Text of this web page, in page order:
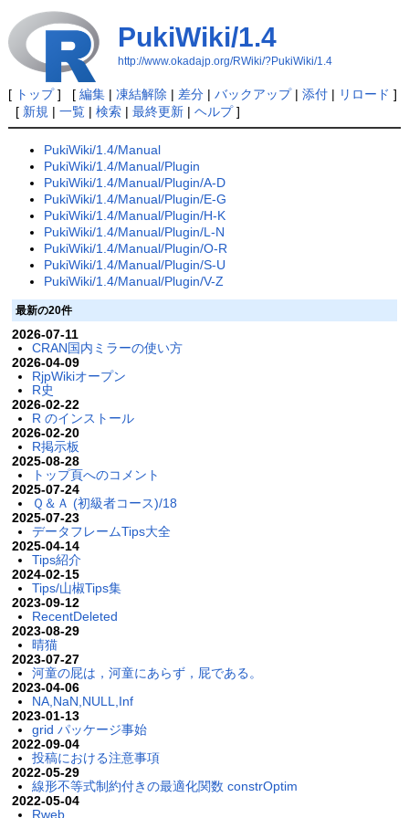
PukiWiki/1.4
http://www.okadajp.org/RWiki/?PukiWiki/1.4
[ トップ] [ 編集| 凍結解除 | 差分| バックアップ| 添付| リロード ]
[ 新規 | 一覧| 検索| 最終更新| ヘルプ]
PukiWiki/1.4/Manual
PukiWiki/1.4/Manual/Plugin
PukiWiki/1.4/Manual/Plugin/A-D
PukiWiki/1.4/Manual/Plugin/E-G
PukiWiki/1.4/Manual/Plugin/H-K
PukiWiki/1.4/Manual/Plugin/L-N
PukiWiki/1.4/Manual/Plugin/O-R
PukiWiki/1.4/Manual/Plugin/S-U
PukiWiki/1.4/Manual/Plugin/V-Z
最新の20件
2026-07-11
CRAN国内ミラーの使い方
2026-04-09
RjpWikiオープン
R史
2026-02-22
R のインストール
2026-02-20
R掲示板
2025-08-28
トップ頁へのコメント
2025-07-24
Ｑ＆Ａ (初級者コース)/18
2025-07-23
データフレームTips大全
2025-04-14
Tips紹介
2024-02-15
Tips/山椒Tips集
2023-09-12
RecentDeleted
2023-08-29
晴猫
2023-07-27
河童の屁は，河童にあらず，屁である。
2023-04-06
NA,NaN,NULL,Inf
2023-01-13
grid パッケージ事始
2022-09-04
投稿における注意事項
2022-05-29
線形不等式制約付きの最適化関数 constrOptim
2022-05-04
Rweb